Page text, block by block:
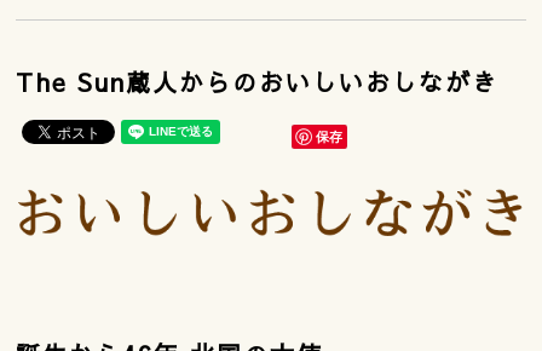
The Sun蔵人からのおいしいおしながき
保存